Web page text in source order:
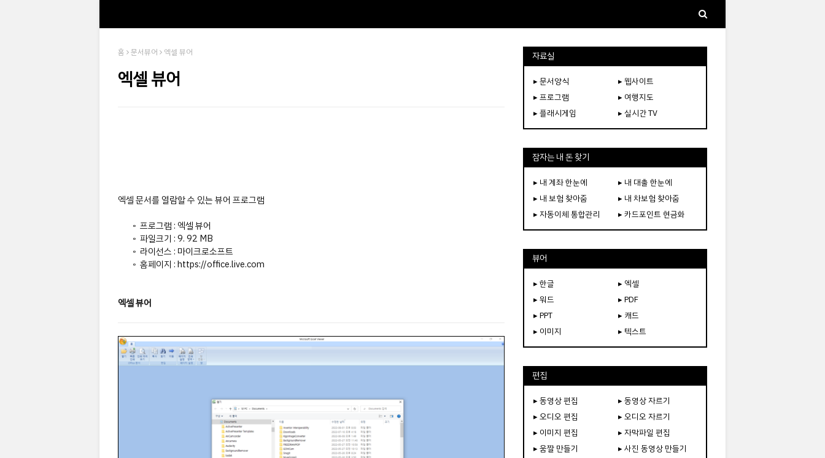
홈 문서뷰어 엑셀 뷰어
엑셀 뷰어
엑셀 문서를 열람할 수 있는 뷰어 프로그램
◦ 프로그램 : 엑셀 뷰어
◦ 파일크기 :9. 92 MB
◦ 라이선스 : 마이크로소프트
◦ 홈페이지 : https://office.live.com
엑셀 뷰어
자료실
▸ 문서양식
▸ 웹사이트
▸ 프로그램
▸ 여행지도
▸ 플래시게임
▸ 실시간 TV
잠자는 내 돈 찾기
▸ 내 계좌 한눈에
▸ 내 대출 한눈에
▸ 내 보험 찾아줌
▸ 내 차보험 찾아줌
▸ 자동이체 통합관리
▸ 카드포인트 현금화
뷰어
▸ 한글
▸ 엑셀
▸ 워드
▸ PDF
▸ PPT
▸ 캐드
▸ 이미지
▸ 텍스트
편집
▸ 동영상 편집
▸ 동영상 자르기
▸ 오디오 편집
▸ 오디오 자르기
▸ 이미지 편집
▸ 자막파일 편집
▸ 움짤 만들기
▸ 사진 동영상 만들기